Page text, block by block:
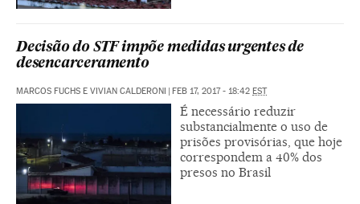
Decisão do STF impõe medidas urgentes de
desencarceramento
MARCOS FUCHS E VIVIAN CALDERONI | FEB 17, 2017 - 18:42 EST
É necessário reduzir
substancialmente o uso de
prisões provisórias, que hoje
correspondem a 40% dos
presos no Brasil